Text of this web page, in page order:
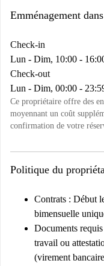
Emménagement
Check-in
Lun - Dim, 10:00 -
Check-out
Lun - Dim, 00:00 -
Ce propriétaire offre des
moyennant un coût
confirmation de votre
Politique du
Contrats : Début
bimensuelle
Documents requis
travail ou
(virement